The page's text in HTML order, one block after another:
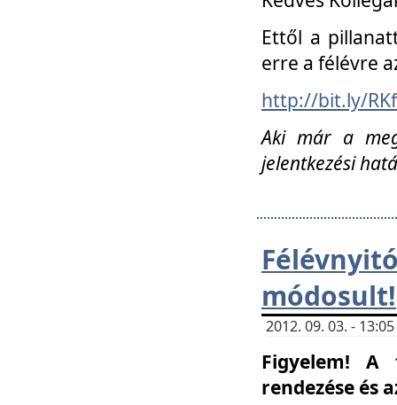
Ettől a
erre a félévre
http://bit.ly/
Aki már a
jelentkezési
módosult!
2012. 09. 03. -
Figyelem! A
rendezése és